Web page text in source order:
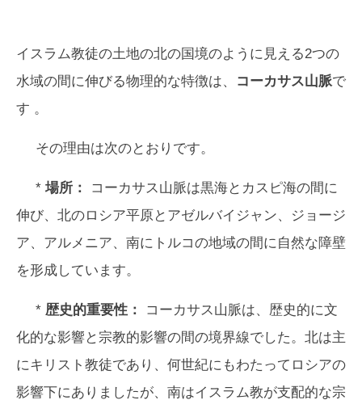
イスラム教徒の土地の北の国境のように見える2つの
水域の間に伸びる物理的な特徴は、
コーカサス山脈で
す 。
その理由は次のとおりです。
* 場所：
コーカサス山脈は黒海とカスピ海の間に
伸び、北のロシア平原とアゼルバイジャン、ジョージ
ア、アルメニア、南にトルコの地域の間に自然な障壁
を形成しています。
* 歴史的重要性：
コーカサス山脈は、歴史的に文
化的な影響と宗教的影響の間の境界線でした。北は主
にキリスト教徒であり、何世紀にもわたってロシアの
影響下にありましたが、南はイスラム教が支配的な宗